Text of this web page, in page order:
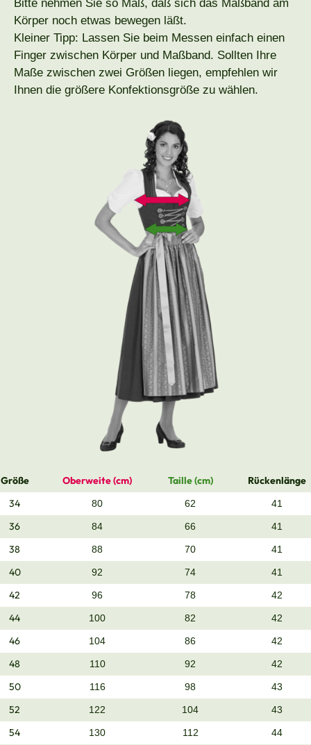
Bitte nehmen Sie so Maß, daß sich das Maßband am
Körper noch etwas bewegen läßt.
Kleiner Tipp: Lassen Sie beim Messen einfach einen
Finger zwischen Körper und Maßband. Sollten Ihre
Maße zwischen zwei Größen liegen, empfehlen wir
Ihnen die größere Konfektionsgröße zu wählen.
Größe Oberweite (cm) Taille (cm)
Rückenlänge
34
80 62 41
36 84 66 41
38 88 70 41
40 92 74 41
42 96 78 42
44 100 82 42
46 104 86 42
48 110 92 42
50 116 98 43
52 122 104 43
54 130 112 44